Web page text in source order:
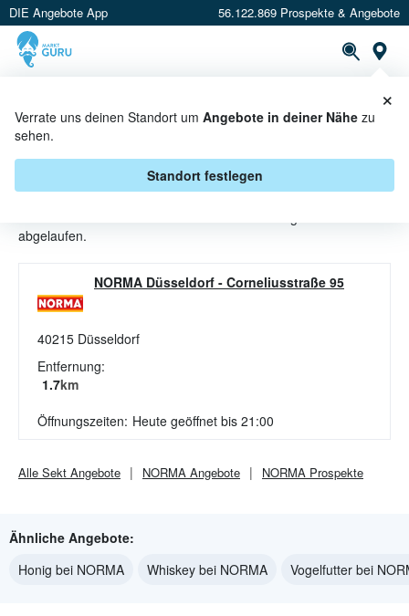
DIE Angebote App 56.122.869 Prospekte & Angebote
Verrate uns deinen Standort um Angebote in deiner Nähe zu
sehen.
Standort festlegen
×
SEKT ANGEBOTE & AKTIONEN
abgelaufen.
NORMA Düsseldorf - Corneliusstraße 95
40215 Düsseldorf
Entfernung:
1.7km
Öffnungszeiten: Heute geöffnet bis 21:00
Alle Sekt Angebote NORMA Angebote NORMA Prospekte
Ähnliche Angebote:
Honig bei NORMA
Whiskey bei NORMA Vogelfutter bei